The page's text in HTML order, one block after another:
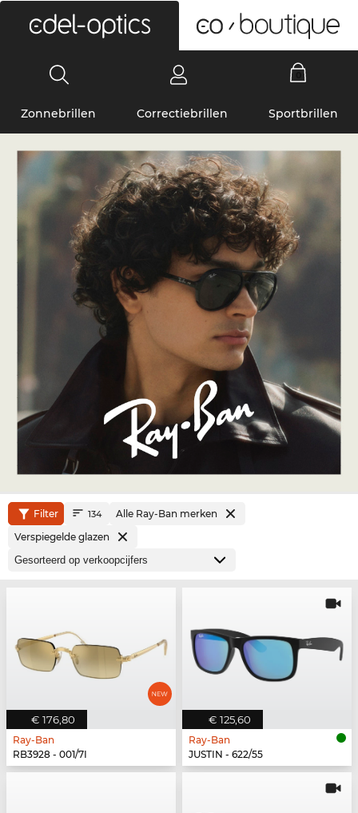
Zonnebrillen Correctiebrillen Sportbrillen
Filter 134
Alle Ray-Ban merken
Verspiegelde glazen
€ 176,80
Ray-Ban
RB3928 - 001/7I
€ 125,60
Ray-Ban
JUSTIN - 622/55